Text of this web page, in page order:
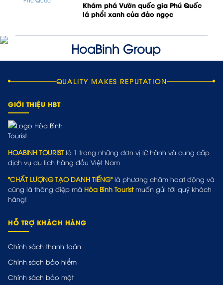
Khám phá Vườn quốc gia Phú Quốc
lá phổi xanh của đảo ngọc
QUALITY MAKES REPUTATION
GIỚI THIỆU HBT
HOABINH TOURIST là 1 trong những đơn vị lữ hành và cung cấp
dịch vụ du lịch hàng đầu Việt Nam
"CHẤT LƯỢNG TẠO DANH TIẾNG" là phương châm hoạt động và
cũng là thông điệp mà Hòa Bình Touristmuốn gửi tới quý khách
hàng!
HỖ TRỢ KHÁCH HÀNG
Chính sách thanh toán
Chính sách bảo hiểm
Chính sách bảo mật